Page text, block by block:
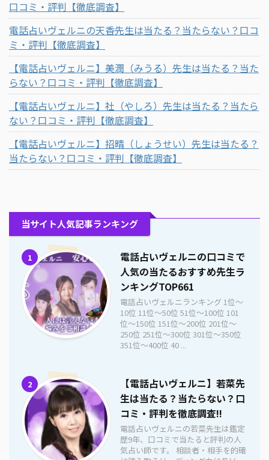
口コミ・評判【徹底調査】
電話占いヴェルニの天香先生は当たる？当たらない？口コ
ミ・評判【徹底調査】
【電話占いヴェルニ】美潤（みうる）先生は当たる？当た
らない？口コミ・評判【徹底調査】
【電話占いヴェルニ】社（やしろ）先生は当たる？当たら
ない？口コミ・評判【徹底調査】
【電話占いヴェルニ】招晴（しょうせい）先生は当たる？
当たらない？口コミ・評判【徹底調査】
当サイト人気記事ランキング
1
電話占いヴェルニの口コミで
人気の当たるおすすめ先生ラ
ンキングTOP661
電話占いヴェルニランキング 1位〜
10位 11位〜50位 51位〜100位 101
位〜150位 151位〜200位 201位〜
250位 251位〜300位 301位〜350位
351位〜400位 40 ...
2
【電話占いヴェルニ】若菜先
生は当たる？当たらない？口
コミ・評判を徹底調査!!
電話占いヴェルニの若菜先生は鑑定
歴9年、口コミで当たると評判の人
気占い師です。 相談者・相手を的確